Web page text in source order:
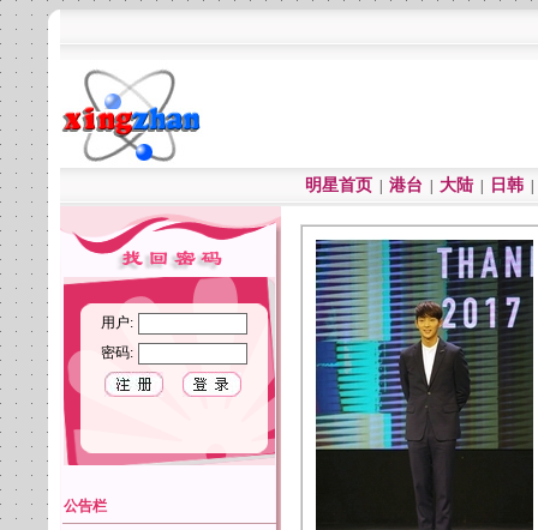
明星首页 港台 大陆 日韩
用户:
密码:
公告栏